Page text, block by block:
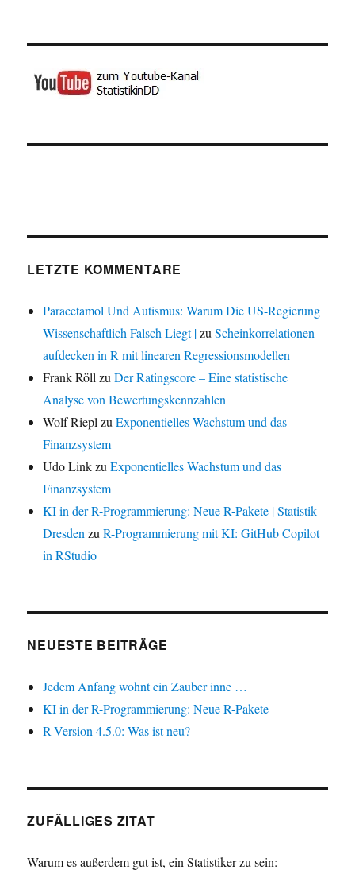
LETZTE KOMMENTARE
Paracetamol Und Autismus: Warum Die US-Regierung
Wissenschaftlich Falsch Liegt |zuScheinkorrelationen
aufdecken in R mit linearen Regressionsmodellen
Frank Röll zuDer Ratingscore – Eine statistische
Analyse von Bewertungskennzahlen
Wolf Riepl zuExponentielles Wachstum und das
Finanzsystem
Udo LinkzuExponentielles Wachstum und das
Finanzsystem
KI in der R-Programmierung: Neue R-Pakete | Statistik
Dresden zuR-Programmierung mit KI: GitHub Copilot
in RStudio
NEUESTE BEITRÄGE
Jedem Anfang wohnt ein Zauber inne …
KI in der R-Programmierung: Neue R-Pakete
R-Version 4.5.0: Was ist neu?
ZUFÄLLIGES ZITAT
Warum es außerdem gut ist, ein Statistiker zu sein: